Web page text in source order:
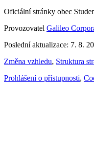
Oficiální stránky obec
Provozovatel Galileo
Poslední aktualizace: 7. 8.
Změna vzhledu, Struktura
Prohlášení o přístupnosti,